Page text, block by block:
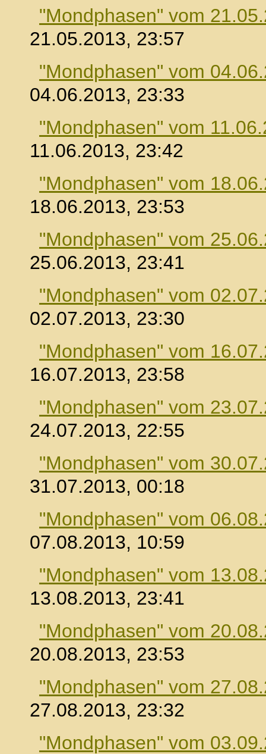
"Mondphasen" vom
21.05.2013, 23:57
"Mondphasen" vom
04.06.2013, 23:33
"Mondphasen" vom
11.06.2013, 23:42
"Mondphasen" vom
18.06.2013, 23:53
"Mondphasen" vom
25.06.2013, 23:41
"Mondphasen" vom
02.07.2013, 23:30
"Mondphasen" vom
16.07.2013, 23:58
"Mondphasen" vom
24.07.2013, 22:55
"Mondphasen" vom
31.07.2013, 00:18
"Mondphasen" vom
07.08.2013, 10:59
"Mondphasen" vom
13.08.2013, 23:41
"Mondphasen" vom
20.08.2013, 23:53
"Mondphasen" vom
27.08.2013, 23:32
"Mondphasen" vom